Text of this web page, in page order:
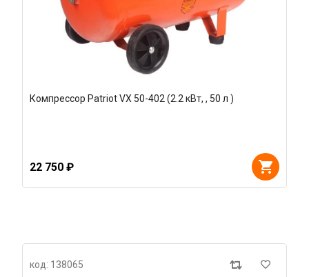
Компрессор Patriot VX 50-402 (2.2 кВт, , 50 л )
22 750 ₽
код: 138065